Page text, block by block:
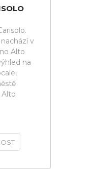
v
Alto
na
Alto